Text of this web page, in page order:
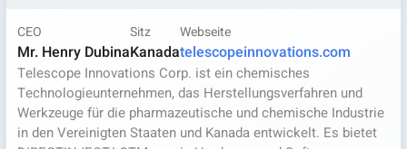
CEO
Mr. Henry Dubina
Sitz
Kanada
Webseite
telescopeinnovations.com
Telescope Innovations Corp. ist ein chemisches
Technologieunternehmen, das Herstellungsverfahren und
Werkzeuge für die pharmazeutische und chemische Industrie
in den Vereinigten Staaten und Kanada entwickelt. Es bietet